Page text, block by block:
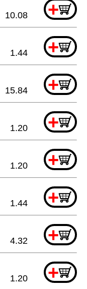
+
10.08
+
1.44
+
15.84
+
1.20
+
1.20
+
1.44
+
4.32
+
1.20